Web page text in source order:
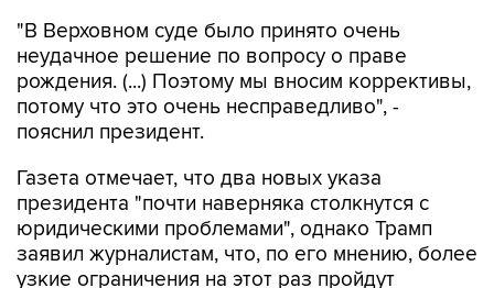
"В Верховном суде было принято очень
неудачное решение по вопросу о праве
рождения. (...) Поэтому мы вносим коррективы,
потому что это очень несправедливо", -
пояснил президент.
Газета отмечает, что два новых указа
президента "почти наверняка столкнутся с
юридическими проблемами", однако Трамп
заявил журналистам, что, по его мнению, более
узкие ограничения на этот раз пройдут